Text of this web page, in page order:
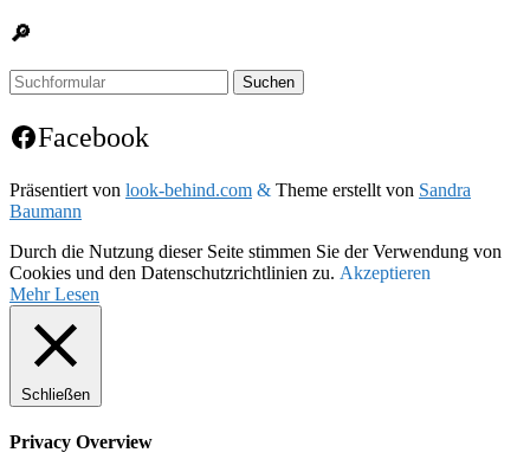
🔎
Suchen
Facebook
Präsentiert von look-behind.com & Theme erstellt von Sandra
Baumann
Durch die Nutzung dieser Seite stimmen Sie der Verwendung von
Cookies und den Datenschutzrichtlinien zu. Akzeptieren
Mehr Lesen
Schließen
Privacy Overview